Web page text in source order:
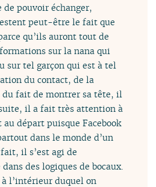
pouvoir échanger,
peut-être le fait que
qu’ils auront tout de
sur la nana qui
sur tel garçon qui est à tel
du contact, de la
fait de montrer sa tête, il
il a fait très attention à
au départ puisque Facebook
dans le monde d’un
il s’est agi de
des logiques de bocaux.
l’intérieur duquel on